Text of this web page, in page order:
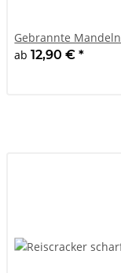
Gebrannte Mandeln
ab12,90 €*